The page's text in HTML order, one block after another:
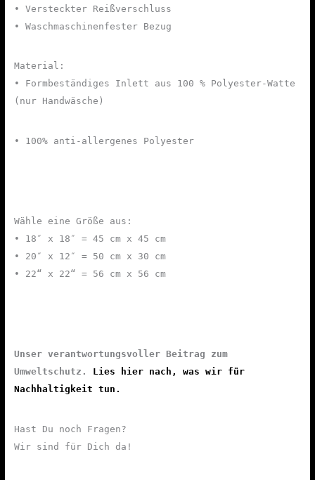
• Versteckter Reißverschluss
• Waschmaschinenfester Bezug
Material:
• Formbeständiges Inlett aus 100 % Polyester-Watte
(nur Handwäsche)
• 100% anti-allergenes Polyester
Wähle eine Größe aus:
• 18″ x 18″ = 45 cm x 45 cm
• 20″ x 12″ = 50 cm x 30 cm
• 22“ x 22“ = 56 cm x 56 cm
Unser verantwortungsvoller Beitrag zum
Umweltschutz. Lies hier nach, was wir für
Nachhaltigkeit tun.
Hast Du noch Fragen?
Wir sind für Dich da!